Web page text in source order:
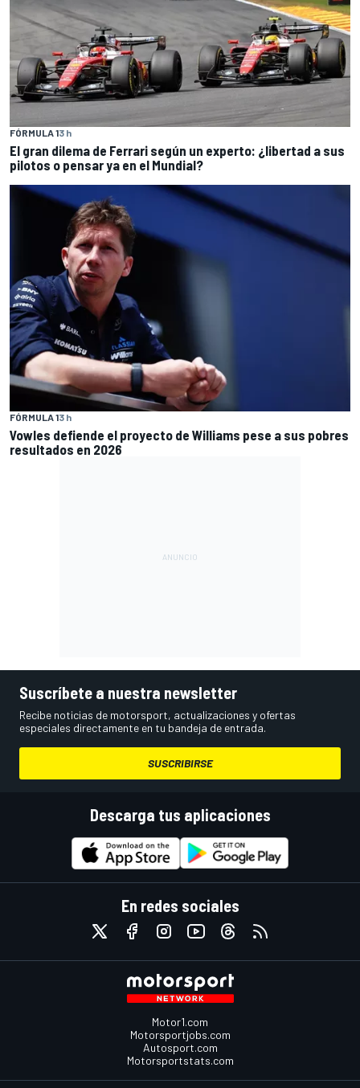
FÓRMULA 13 h
El gran dilema de Ferrari según un experto: ¿libertad a sus
pilotos o pensar ya en el Mundial?
FÓRMULA 13 h
Vowles defiende el proyecto de Williams pese a sus pobres
resultados en 2026
Suscríbete a nuestra newsletter
Recibe noticias de motorsport, actualizaciones y ofertas
especiales directamente en tu bandeja de entrada.
SUSCRIBIRSE
Descarga tus aplicaciones
En redes sociales
Motor1.com
Motorsportjobs.com
Autosport.com
Motorsportstats.com